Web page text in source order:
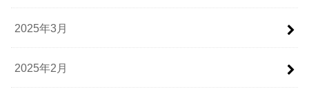
2025年3月
2025年2月